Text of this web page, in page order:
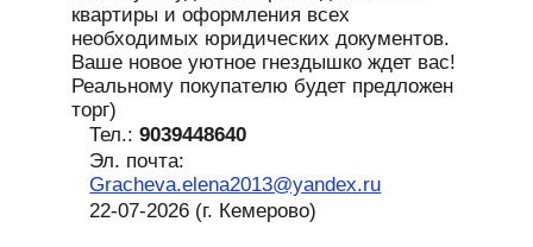
квартиры и оформления всех
необходимых юридических документов.
Ваше новое уютное гнездышко ждет вас!
Реальному покупателю будет предложен
торг)
Тел.:9039448640
Эл. почта:
Gracheva.elena2013@yandex.ru
22-07-2026 (г. Кемерово)